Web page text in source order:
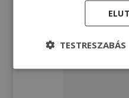
TESTRESZABÁS